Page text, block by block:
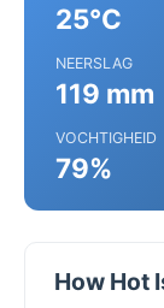
25°C
NEERSLAG
119 mm
VOCHTIGHEID
79%
How Hot